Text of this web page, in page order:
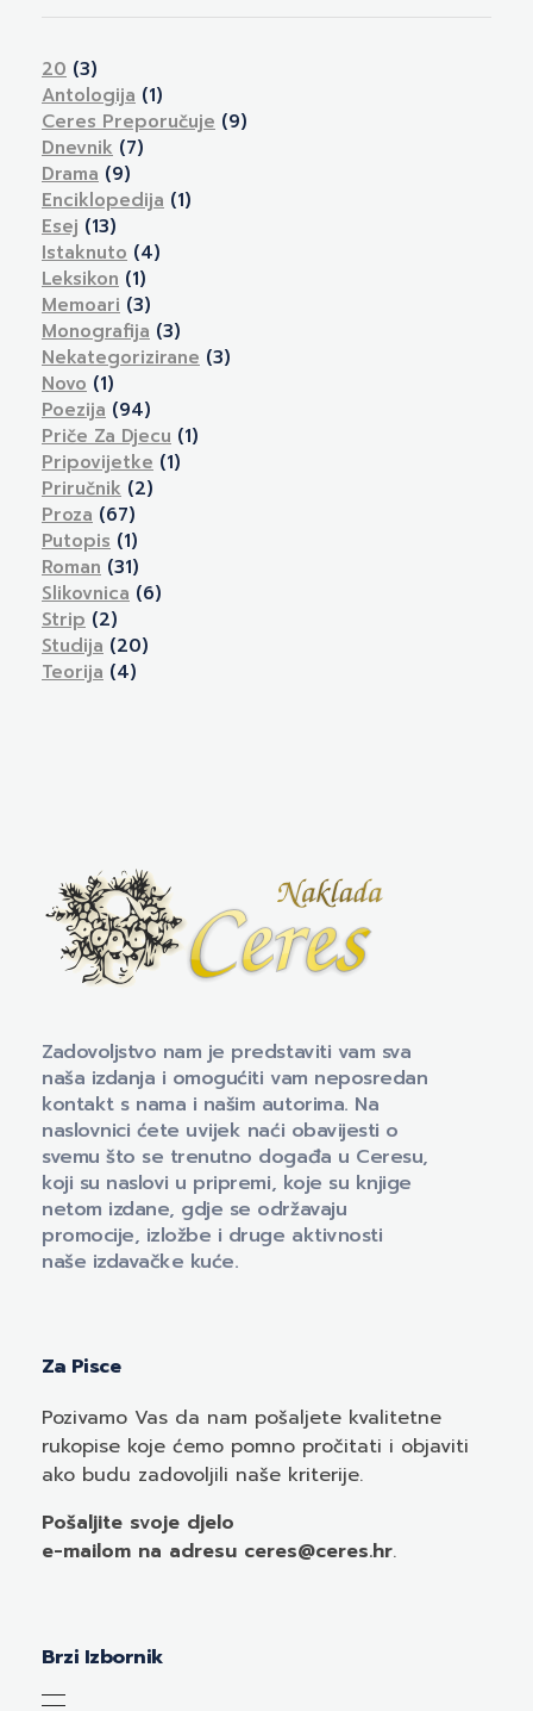
20 (3)
Antologija (1)
Ceres Preporučuje (9)
Dnevnik (7)
Drama (9)
Enciklopedija (1)
Esej (13)
Istaknuto (4)
Leksikon (1)
Memoari (3)
Monografija (3)
Nekategorizirane (3)
Novo (1)
Poezija (94)
Priče Za Djecu (1)
Pripovijetke (1)
Priručnik (2)
Proza (67)
Putopis (1)
Roman (31)
Slikovnica (6)
Strip (2)
Studija (20)
Teorija (4)
Zadovoljstvo nam je predstaviti vam sva
naša izdanja i omogućiti vam neposredan
kontakt s nama i našim autorima. Na
naslovnici ćete uvijek naći obavijesti o
svemu što se trenutno događa u Ceresu,
koji su naslovi u pripremi, koje su knjige
netom izdane, gdje se održavaju
promocije, izložbe i druge aktivnosti
naše izdavačke kuće.
Za Pisce
Pozivamo Vas da nam pošaljete kvalitetne
rukopise koje ćemo pomno pročitati i objaviti
ako budu zadovoljili naše kriterije.
Pošaljite svoje djelo
e-mailom na adresu ceres@ceres.hr.
Brzi Izbornik